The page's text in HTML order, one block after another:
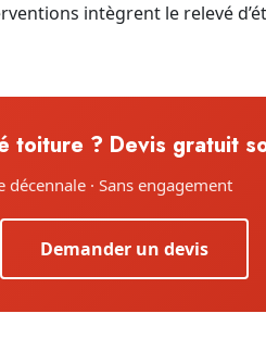
intègrent le relevé
toiture ? Devis gratuit
· Sans engagement
Demander un devis